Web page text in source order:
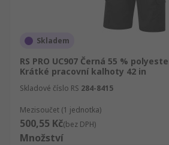
Skladem
RS PRO UC907 Černá 55 %
Krátké pracovní kalhoty 42 in
Skladové číslo RS 284-8415
Mezisoučet (1 jednotka)
500,55 Kč(bez DPH)
Množství